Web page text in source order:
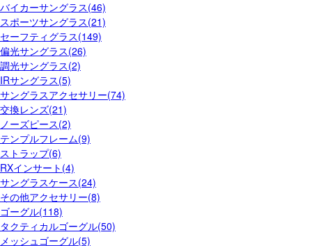
バイカーサングラス(46)
スポーツサングラス(21)
セーフティグラス(149)
偏光サングラス(26)
調光サングラス(2)
IRサングラス(5)
サングラスアクセサリー(74)
交換レンズ(21)
ノーズピース(2)
テンプルフレーム(9)
ストラップ(6)
RXインサート(4)
サングラスケース(24)
その他アクセサリー(8)
ゴーグル(118)
タクティカルゴーグル(50)
メッシュゴーグル(5)